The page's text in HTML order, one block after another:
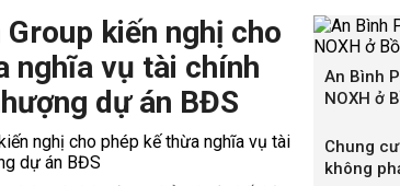
kiến nghị cho
nghĩa vụ tài chính
dự án BĐS
An Bình
NOXH ở
Chung
không